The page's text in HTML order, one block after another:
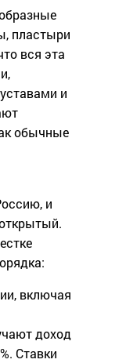
пластыри
вся эта
и
обычные
и
включая
доход
Ставки